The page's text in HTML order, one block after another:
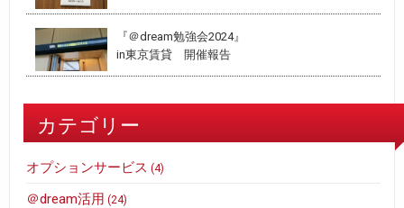
『＠dream勉強会2024』
in東京賃貸 開催報告
カテゴリー
オプションサービス (4)
＠dream活用 (24)